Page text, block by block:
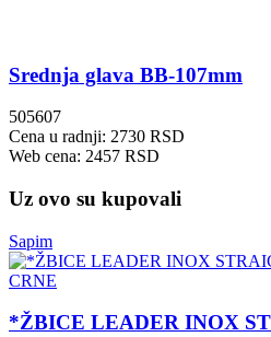
Srednja glava BB-107mm
505607
Cena u radnji: 2730 RSD
Web cena: 2457 RSD
Uz ovo su kupovali
Sapim
*ŽBICE LEADER INOX